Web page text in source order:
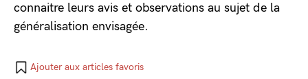
connaitre leurs avis et observations au sujet de la
généralisation envisagée.
Ajouter aux articles favoris